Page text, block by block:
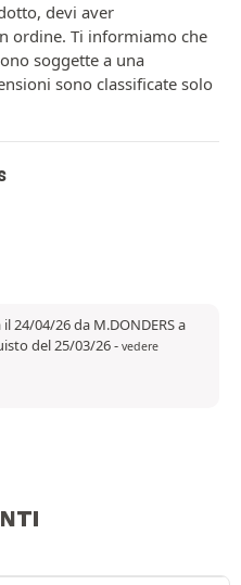
devi aver
ordine. Ti informiamo che
soggette a una
sono classificate solo
24/04/26 da M.DONDERS a
del 25/03/26- vedere